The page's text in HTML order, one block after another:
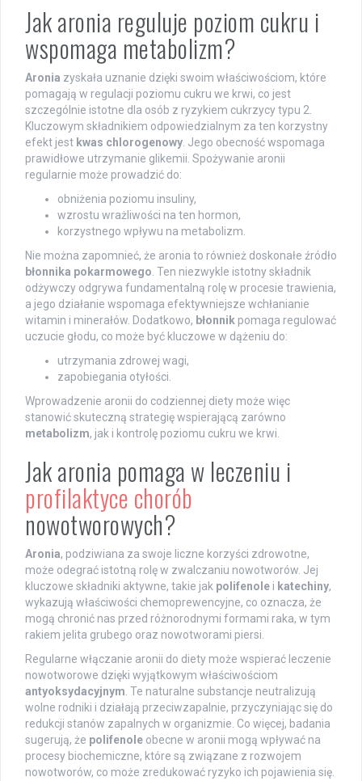
Jak aronia reguluje poziom cukru i
wspomaga metabolizm?
Aronia zyskała uznanie dzięki swoim właściwościom, które
pomagają w regulacji poziomu cukru we krwi, co jest
szczególnie istotne dla osób z ryzykiem cukrzycy typu 2.
Kluczowym składnikiem odpowiedzialnym za ten korzystny
efekt jest kwas chlorogenowy . Jego obecność wspomaga
prawidłowe utrzymanie glikemii. Spożywanie aronii
regularnie może prowadzić do:
obniżenia poziomu insuliny,
wzrostu wrażliwości na ten hormon,
korzystnego wpływu na metabolizm.
Nie można zapomnieć, że aronia to również doskonałe źródło
błonnika pokarmowego . Ten niezwykle istotny składnik
odżywczy odgrywa fundamentalną rolę w procesie trawienia,
a jego działanie wspomaga efektywniejsze wchłanianie
witamin i minerałów. Dodatkowo, błonnik pomaga regulować
uczucie głodu, co może być kluczowe w dążeniu do:
utrzymania zdrowej wagi,
zapobiegania otyłości.
Wprowadzenie aronii do codziennej diety może więc
stanowić skuteczną strategię wspierającą zarówno
metabolizm, jak i kontrolę poziomu cukru we krwi.
Jak aronia pomaga w leczeniu i
profilaktyce chorób
nowotworowych?
Aronia, podziwiana za swoje liczne korzyści zdrowotne,
może odegrać istotną rolę w zwalczaniu nowotworów. Jej
kluczowe składniki aktywne, takie jak polifenole i katechiny,
wykazują właściwości chemoprewencyjne, co oznacza, że
mogą chronić nas przed różnorodnymi formami raka, w tym
rakiem jelita grubego oraz nowotworami piersi.
Regularne włączanie aronii do diety może wspierać leczenie
nowotworowe dzięki wyjątkowym właściwościom
antyoksydacyjnym . Te naturalne substancje neutralizują
wolne rodniki i działają przeciwzapalnie, przyczyniając się do
redukcji stanów zapalnych w organizmie. Co więcej, badania
sugerują, że polifenole obecne w aronii mogą wpływać na
procesy biochemiczne, które są związane z rozwojem
nowotworów, co może zredukować ryzyko ich pojawienia się.